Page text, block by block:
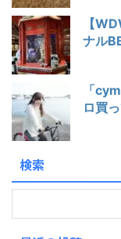
【
ナル
「
ロ買
検索